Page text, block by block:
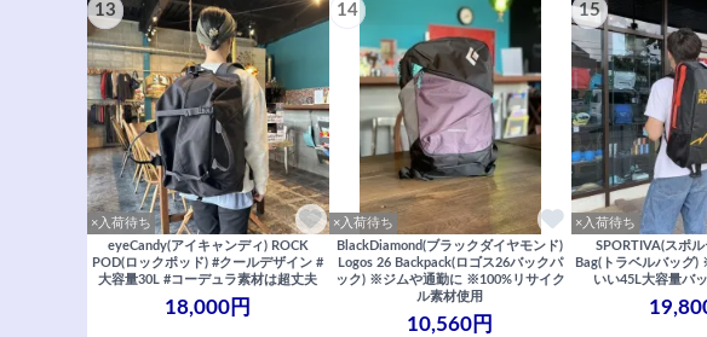
13
×入荷待ち
eyeCandy(アイキャンディ) ROCK
POD(ロックポッド) #クールデザイン #
大容量30L #コーデュラ素材は超丈夫
18,000円
14
×入荷待ち
BlackDiamond(ブラックダイヤモンド)
Logos 26 Backpack(ロゴス26バックパ
ック) ※ジムや通勤に ※100%リサイク
ル素材使用
10,560円
15
×入荷待ち
SPORTIVA(スポ
Bag(トラベルバッグ
いい45L大容量バ